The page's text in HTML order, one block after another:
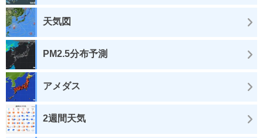
天気図
PM2.5分布予測
アメダス
2週間天気